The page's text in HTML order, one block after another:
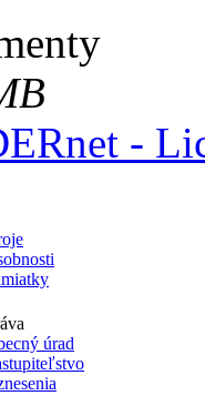
-
úrad